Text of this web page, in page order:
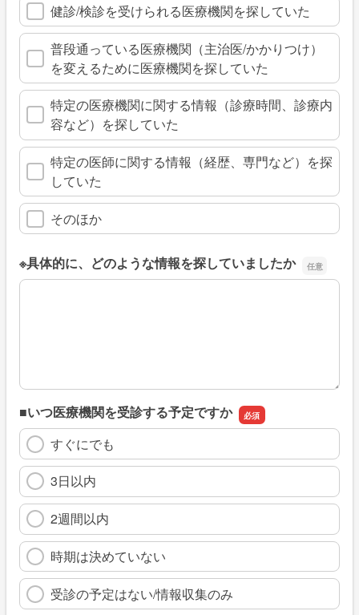
健診/検診を受けられる医療機関を探していた
普段通っている医療機関（主治医/かかりつけ）
を変えるために医療機関を探していた
特定の医療機関に関する情報（診療時間、診療内
容など）を探していた
特定の医師に関する情報（経歴、専門など）を探
していた
そのほか
※具体的に、どのような情報を探していましたか
※具体的に、どのような情報を探していましたか
■いつ医療機関を受診する予定ですか
すぐにでも
3日以内
2週間以内
時期は決めていない
受診の予定はない/情報収集のみ